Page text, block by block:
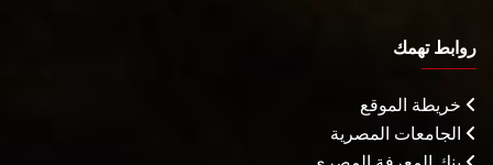
روابط تهمك
خريطة الموقع
الجامعات المصرية